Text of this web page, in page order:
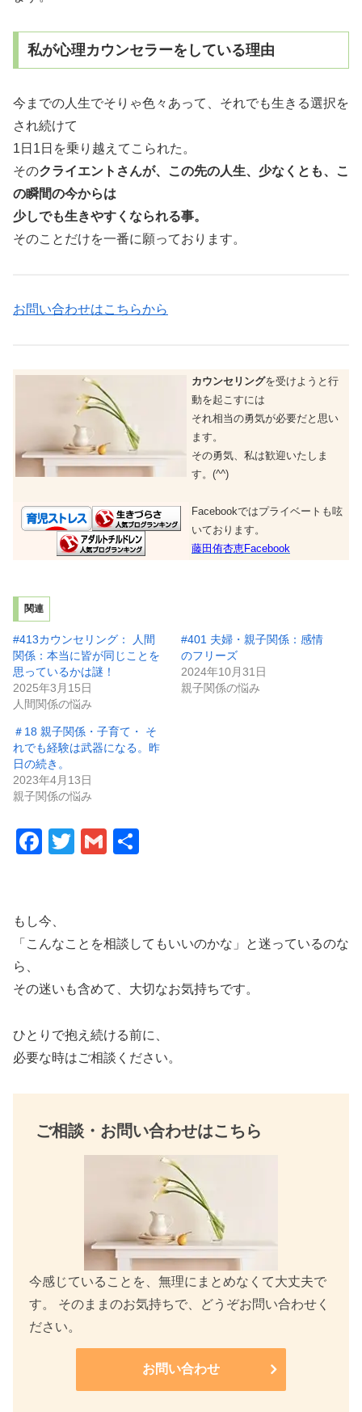
私が心理カウンセラーをしている理由
今までの人生でそりゃ色々あって、それでも生きる選択を
され続けて
1日1日を乗り越えてこられた。
そのクライエントさんが、この先の人生、少なくとも、こ
の瞬間の今からは
少しでも生きやすくなられる事。
そのことだけを一番に願っております。
お問い合わせはこちらから
カウンセリングを受けようと行
動を起こすには
それ相当の勇気が必要だと思い
ます。
その勇気、私は歓迎いたしま
す。(^^)
Facebookではプライベートも呟
いております。
藤田侑杏恵Facebook
関連
#413カウンセリング： 人間
関係：本当に皆が同じことを
思っているかは謎！
2025年3月15日
人間関係の悩み
#401 夫婦・親子関係：感情
のフリーズ
2024年10月31日
親子関係の悩み
＃18 親子関係・子育て・ そ
れでも経験は武器になる。昨
日の続き。
2023年4月13日
親子関係の悩み
F
e
b
o
k
T
G
もし今、
「こんなことを相談してもいいのかな」と迷っているのな
ら、
その迷いも含めて、大切なお気持ちです。
ひとりで抱え続ける前に、
必要な時はご相談ください。
ご相談・お問い合わせはこちら
今感じていることを、無理にまとめなくて大丈夫で
す。 そのままのお気持ちで、どうぞお問い合わせく
ださい。
お問い合わせ